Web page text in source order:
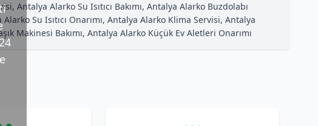
Antalya Alarko Su Isıtıcı Bakımı, Antalya Alarko Buzdolabı
Su Isıtıcı Onarımı, Antalya Alarko Klima Servisi, Antalya
Makinesi Bakımı, Antalya Alarko Küçük Ev Aletleri Onarımı